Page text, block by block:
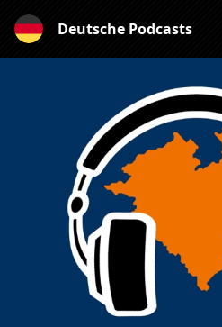
Deutsche Podcasts